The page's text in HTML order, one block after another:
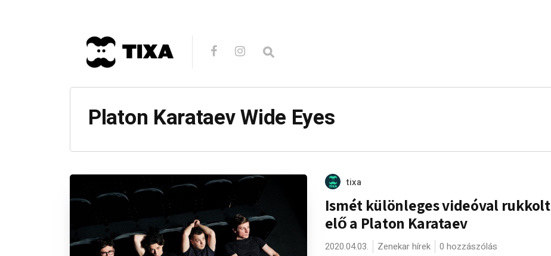
Platon Karataev Wide Eyes
tixa
Ismét különleges videóval rukkolt
elő a Platon Karataev
2020.04.03. Zenekar hírek 0 hozzászólás